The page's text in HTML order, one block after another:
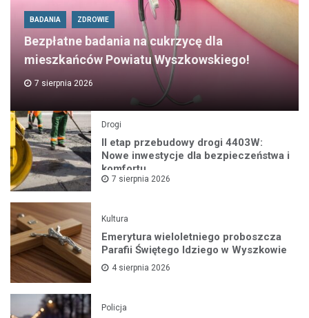
BADANIA ZDROWIE
Bezpłatne badania na cukrzycę dla
mieszkańców Powiatu Wyszkowskiego!
7 sierpnia 2026
Drogi
II etap przebudowy drogi 4403W:
Nowe inwestycje dla bezpieczeństwa i
komfortu
7 sierpnia 2026
Kultura
Emerytura wieloletniego proboszcza
Parafii Świętego Idziego w Wyszkowie
4 sierpnia 2026
Policja